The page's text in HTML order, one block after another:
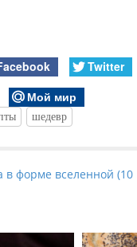
Twitter
Мой мир
шедевр
форме вселенной (10